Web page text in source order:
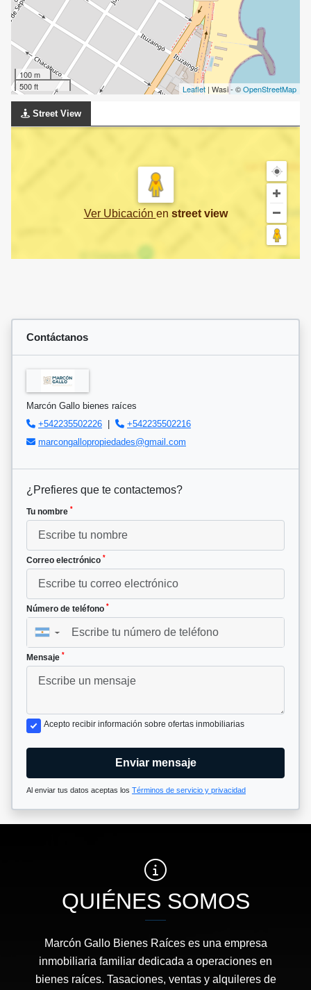
100 m
500 ft
Leaflet | Wasi - ©OpenStreetMap
Street View
Ver Ubicación en street view
Contáctanos
Marcón Gallo bienes raíces
+542235502226 |
+542235502216
marcongallopropiedades@gmail.com
¿Prefieres que te contactemos?
Tu nombre *
Correo electrónico *
Número de teléfono *
▼
Mensaje *
Acepto recibir información sobre ofertas inmobiliarias
Enviar mensaje
Al enviar tus datos aceptas los Términos de servicio y privacidad
QUIÉNES SOMOS
Marcón Gallo Bienes Raíces es una empresa
inmobiliaria familiar dedicada a operaciones en
bienes raíces. Tasaciones, ventas y alquileres de